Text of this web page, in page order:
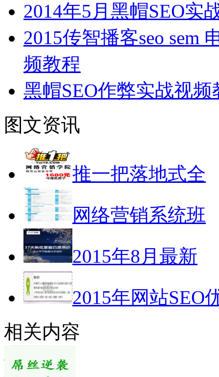
2014年5月黑帽SEO实
2015传智播客seo sem
频教程
黑帽SEO作弊实战视
图文资讯
推一把落地式全
网络营销系统班
2015年8月最新
2015年网站SEO
相关内容